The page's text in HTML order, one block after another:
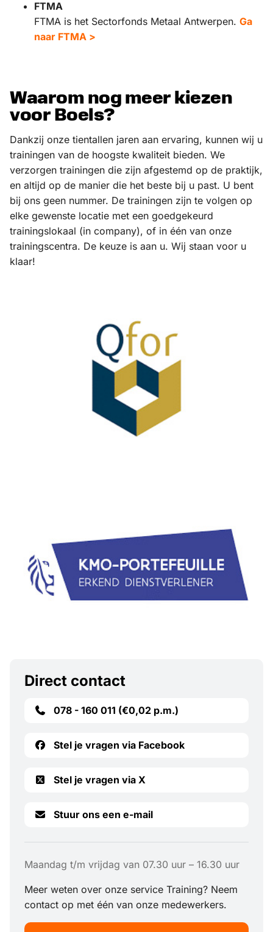
FTMA
FTMA is het Sectorfonds Metaal Antwerpen. Ga
naar FTMA >
Waarom nog meer kiezen
voor Boels?
Dankzij onze tientallen jaren aan ervaring, kunnen wij u
trainingen van de hoogste kwaliteit bieden. We
verzorgen trainingen die zijn afgestemd op de praktijk,
en altijd op de manier die het beste bij u past. U bent
bij ons geen nummer. De trainingen zijn te volgen op
elke gewenste locatie met een goedgekeurd
trainingslokaal (in company), of in één van onze
trainingscentra. De keuze is aan u. Wij staan voor u
klaar!
Direct contact
078 - 160 011 (€0,02 p.m.)
Stel je vragen via Facebook
Stel je vragen via X
Stuur ons een e-mail
Maandag t/m vrijdag van 07.30 uur – 16.30 uur
Meer weten over onze service Training? Neem
contact op met één van onze medewerkers.